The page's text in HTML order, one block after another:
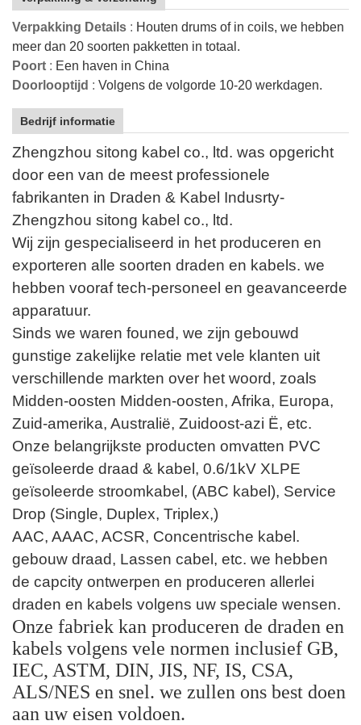
Verpakking Details : Houten drums of in coils, we hebben
meer dan 20 soorten pakketten in totaal.
Poort : Een haven in China
Doorlooptijd : Volgens de volgorde 10-20 werkdagen.
Bedrijf informatie
Zhengzhou sitong kabel co., ltd. was opgericht
door een van de meest professionele
fabrikanten in Draden & Kabel Indusrty-
Zhengzhou sitong kabel co., ltd.
Wij zijn gespecialiseerd in het produceren en
exporteren alle soorten draden en kabels. we
hebben vooraf tech-personeel en geavanceerde
apparatuur.
Sinds we waren founed, we zijn gebouwd
gunstige zakelijke relatie met vele klanten uit
verschillende markten over het woord, zoals
Midden-oosten Midden-oosten, Afrika, Europa,
Zuid-amerika, Australië, Zuidoost-azi Ë, etc.
Onze belangrijkste producten omvatten PVC
geïsoleerde draad & kabel, 0.6/1kV XLPE
geïsoleerde stroomkabel, (ABC kabel), Service
Drop (Single, Duplex, Triplex,)
AAC, AAAC, ACSR, Concentrische kabel.
gebouw draad, Lassen cabel, etc. we hebben
de capcity ontwerpen en produceren allerlei
draden en kabels volgens uw speciale wensen.
Onze fabriek kan produceren de draden en
kabels volgens vele normen inclusief GB,
IEC, ASTM, DIN, JIS, NF, IS, CSA,
ALS/NES en snel. we zullen ons best doen
aan uw eisen voldoen.